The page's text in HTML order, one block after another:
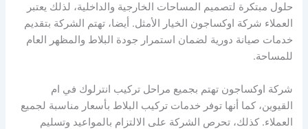
حلول مبتكرة لتصميم المساحات الخارجية والداخلية، لذلك يعتبر
العملاء شركة اوكساجون الخيار الأمثل. أيضا، تهتم الشركة بتقديم
خدمات صيانة دورية لضمان استمرار جودة البلاط والمظهر العام
للمساحة.
شركة اوكساجون تهتم بجميع مراحل تركيب انترلوك في ام
القيوين، كما أنها توفر خدمات تركيب البلاط بأسعار مناسبة لجميع
العملاء. كذلك، تحرص الشركة على الالتزام بالمواعيد وتسليم